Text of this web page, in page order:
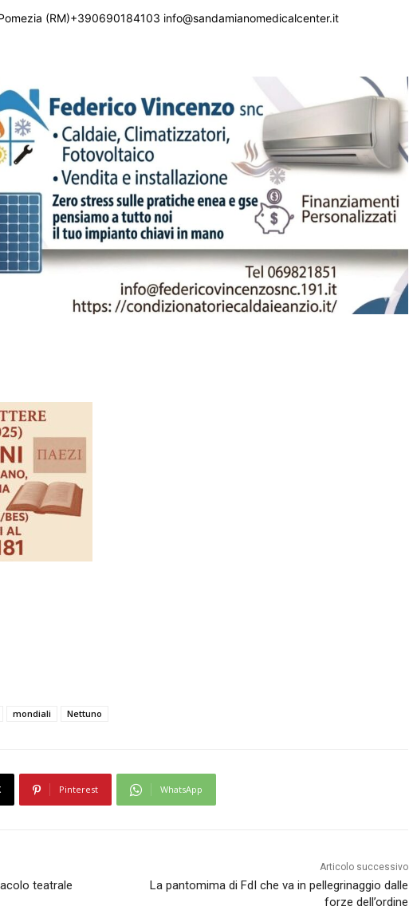
(RM)+390690184103 info@sandamianomedicalcenter.it
mondiali Nettuno
Pinterest WhatsApp
teatrale
Articolo successivo
La pantomima di FdI che va in pellegrinaggio dalle
forze dell’ordine